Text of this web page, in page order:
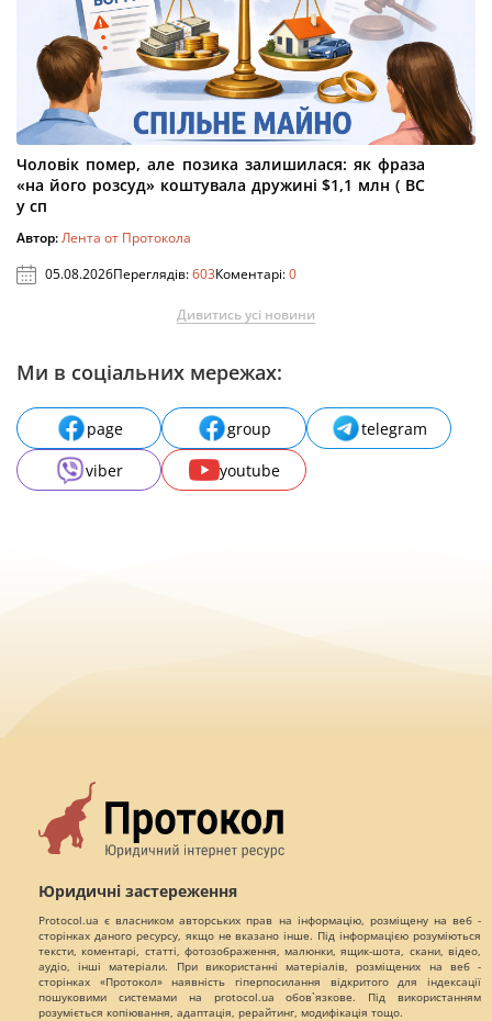
Чоловік помер, але позика залишилася: як фраза
«на його розсуд» коштувала дружині $1,1 млн ( ВС
у сп
Автор:Лента от Протокола
05.08.2026Переглядів:603Коментарі:0
Дивитись усі новини
Ми в соціальних мережах:
page group
telegram
viber
youtube
Юридичні застереження
Protocol.ua є власником авторських прав на інформацію, розміщену на веб -
сторінках даного ресурсу, якщо не вказано інше. Під інформацією розуміються
тексти, коментарі, статті, фотозображення, малюнки, ящик-шота, скани, відео,
аудіо, інші матеріали. При використанні матеріалів, розміщених на веб -
сторінках «Протокол» наявність гіперпосилання відкритого для індексації
пошуковими системами на protocol.ua обов`язкове. Під використанням
розуміється копіювання, адаптація, рерайтинг, модифікація тощо.